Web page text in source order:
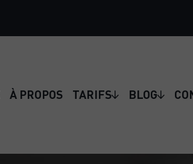
À PROPOS TARIFS BLOG